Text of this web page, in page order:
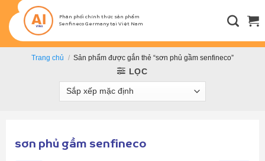
qua
nội
Phân phối chính thức sản phẩm
Senfineco Germany tại Việt Nam
Trang chủ / Sản phẩm được gắn thẻ “sơn phủ gầm senfineco”
LỌC
sơn phủ gầm senfineco